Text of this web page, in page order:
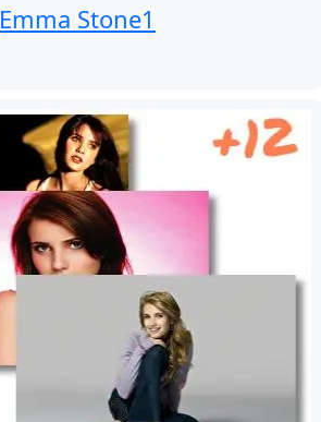
Emma Stone1